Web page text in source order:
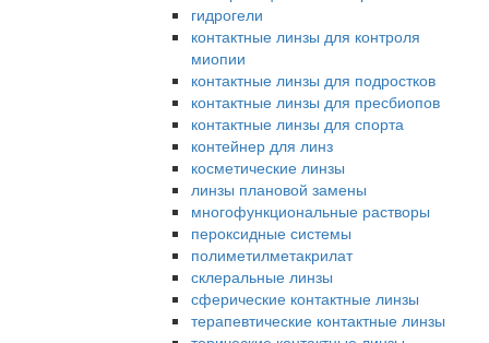
гидрогели
контактные линзы для контроля
миопии
контактные линзы для подростков
контактные линзы для пресбиопов
контактные линзы для спорта
контейнер для линз
косметические линзы
линзы плановой замены
многофункциональные растворы
пероксидные системы
полиметилметакрилат
склеральные линзы
сферические контактные линзы
терапевтические контактные линзы